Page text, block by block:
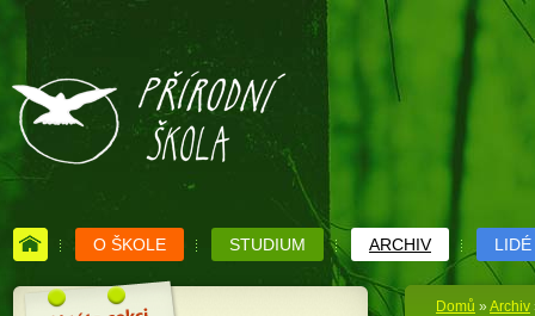
O ŠKOLE STUDIUM ARCHIV LIDÉ
Domů » Archiv